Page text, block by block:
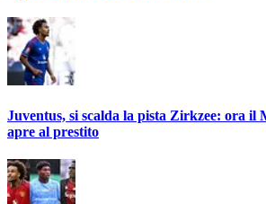
Juventus, si scalda la pista Zirkzee: ora il
apre al prestito